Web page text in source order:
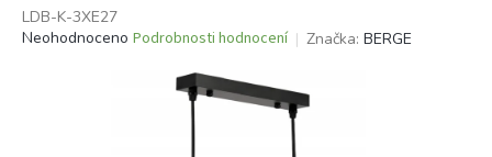
LDB-K-3XE27
Průměrné
Neohodnoceno Podrobnosti hodnocení Značka: BERGE